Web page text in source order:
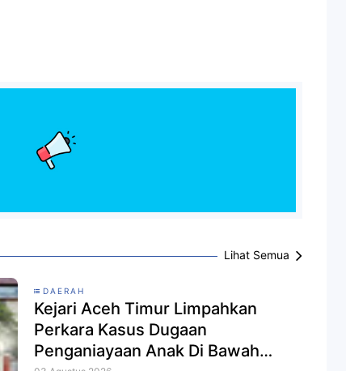
Lihat Semua
DAERAH
Kejari Aceh Timur Limpahkan
Perkara Kasus Dugaan
Penganiayaan Anak Di Bawah